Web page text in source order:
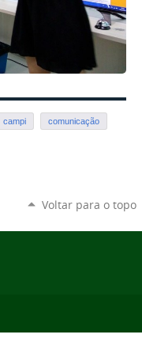
campi comunicação
Voltar para o topo